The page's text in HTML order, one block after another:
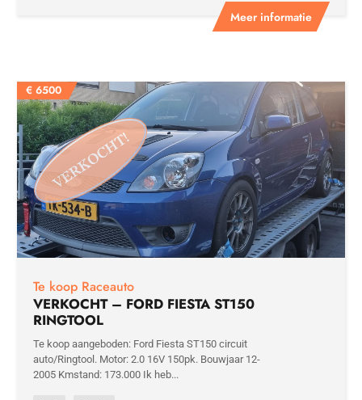
Meer informatie
€ 6500
Te koop Raceauto
VERKOCHT – FORD FIESTA ST150
RINGTOOL
Te koop aangeboden: Ford Fiesta ST150 circuit
auto/Ringtool. Motor: 2.0 16V 150pk. Bouwjaar 12-
2005 Kmstand: 173.000 Ik heb...